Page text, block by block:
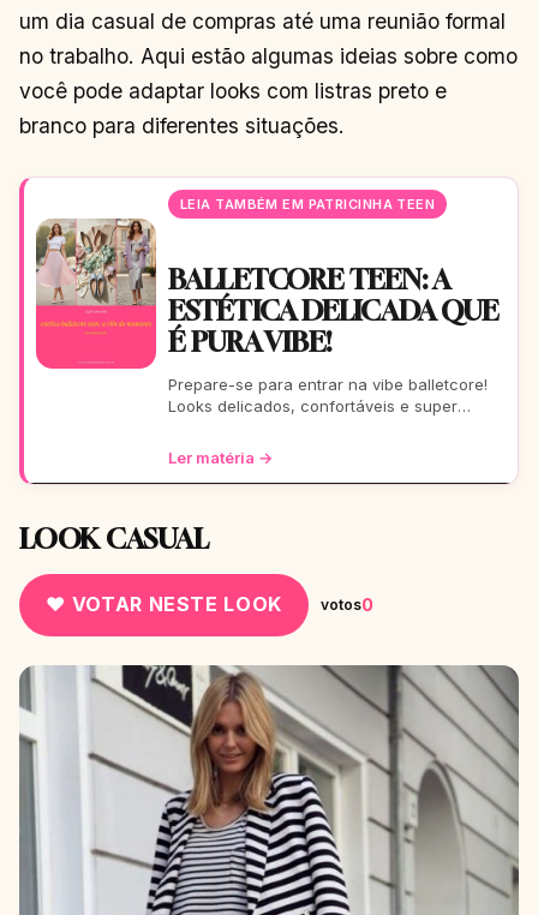
um dia casual de compras até uma reunião formal
no trabalho. Aqui estão algumas ideias sobre como
você pode adaptar looks com listras preto e
branco para diferentes situações.
LEIA TAMBÉM EM PATRICINHA TEEN
BALLETCORE TEEN: A
ESTÉTICA DELICADA QUE
É PURA VIBE!
Prepare-se para entrar na vibe balletcore!
Looks delicados, confortáveis e super
completo é pa
Ler matéria →
LOOK CASUAL
♥ VOTAR NESTE LOOK votos0